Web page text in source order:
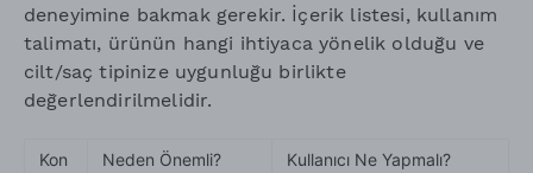
deneyimine bakmak gerekir. İçerik listesi, kullanım
talimatı, ürünün hangi ihtiyaca yönelik olduğu ve
cilt/saç tipinize uygunluğu birlikte
değerlendirilmelidir.
Kon
Neden Önemli? Kullanıcı Ne Yapmalı?